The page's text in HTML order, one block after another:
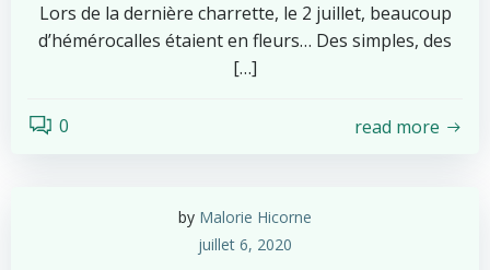
Lors de la dernière charrette, le 2 juillet, beaucoup
d’hémérocalles étaient en fleurs… Des simples, des
[…]
0 read more
by Malorie Hicorne
juillet 6, 2020